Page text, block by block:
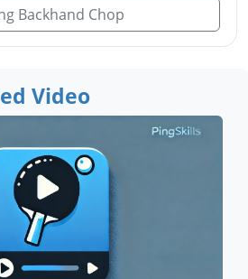
Backhand Chop
Video